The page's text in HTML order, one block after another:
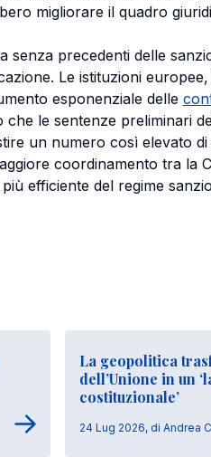
migliorare il quadro
senza precedenti delle
Le istituzioni
esponenziale delle
che le sentenze preliminari
un numero così elevato
coordinamento tra la
efficiente del regime
La geopolitica
dell’Unione in un
costituzionale’
24 Lug 2026, di Andrea